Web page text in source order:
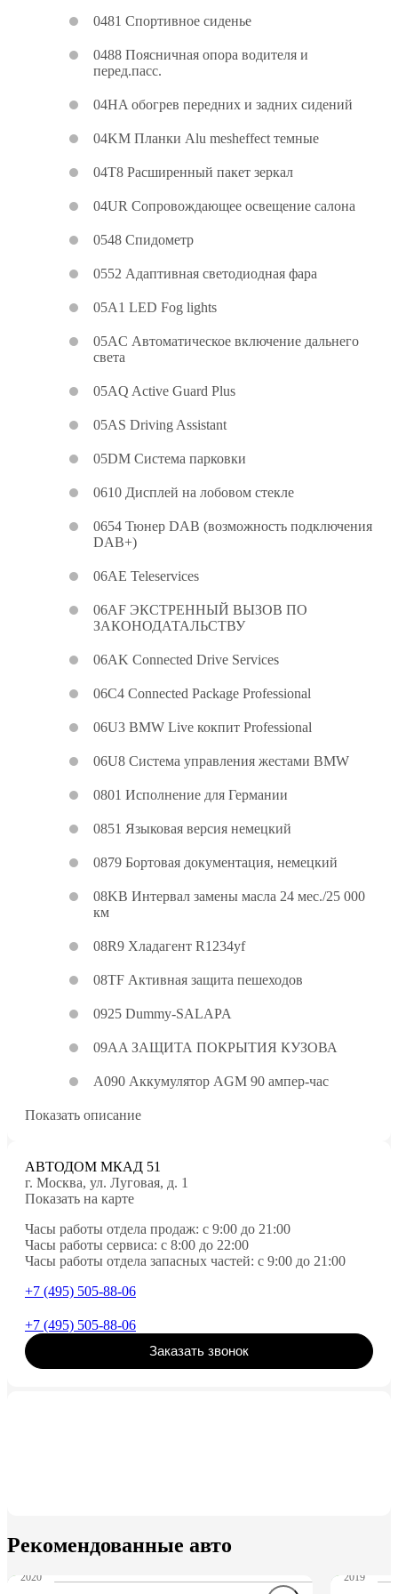
0481 Спортивное сиденье
0488 Поясничная опора водителя и
перед.пасс.
04HA обогрев передних и задних сидений
04KM Планки Alu mesheffect темные
04T8 Расширенный пакет зеркал
04UR Сопровождающее освещение салона
0548 Спидометр
0552 Адаптивная светодиодная фара
05A1 LED Fog lights
05AC Автоматическое включение дальнего
света
05AQ Active Guard Plus
05AS Driving Assistant
05DM Система парковки
0610 Дисплей на лобовом стекле
0654 Тюнер DAB (возможность подключения
DAB+)
06AE Teleservices
06AF ЭКСТРЕННЫЙ ВЫЗОВ ПО
ЗАКОНОДАТАЛЬСТВУ
06AK Connected Drive Services
06C4 Connected Package Professional
06U3 BMW Live кокпит Professional
06U8 Система управления жестами BMW
0801 Исполнение для Германии
0851 Языковая версия немецкий
0879 Бортовая документация, немецкий
08KB Интервал замены масла 24 мес./25 000
км
08R9 Хладагент R1234yf
08TF Активная защита пешеходов
0925 Dummy-SALAPA
09AA ЗАЩИТА ПОКРЫТИЯ КУЗОВА
A090 Аккумулятор AGM 90 ампер-час
Показать описание
АВТОДОМ МКАД 51
г. Москва, ул. Луговая, д. 1
Показать на карте
Часы работы отдела продаж: c 9:00 до 21:00
Часы работы сервиса: с 8:00 до 22:00
Часы работы отдела запасных частей: c 9:00 до 21:00
+7 (495) 505-88-06
+7 (495) 505-88-06
Заказать звонок
Рекомендованные авто
2020 2019